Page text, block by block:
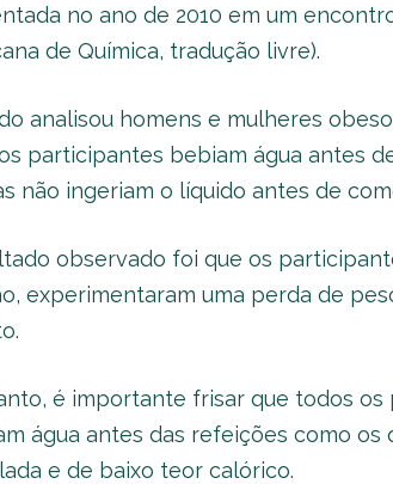
no ano de 2010 em um
de Química, tradução livre).
analisou homens e mulheres
participantes bebiam água antes
não ingeriam o líquido antes de
observado foi que os
experimentaram uma perda de
é importante frisar que todos
água antes das refeições como os
e de baixo teor calórico.